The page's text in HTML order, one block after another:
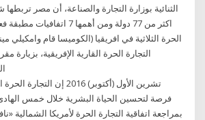
الثنائية بوزارة التجارة والصناعة، أن مصر
اكثر من 77 دولة ومن أهمها 7
الحرة الثلاثية في افريقيا (الكوميسا قام
التجارة الحرة القارية الإفريقية، بزيارة
فرصة لتحسين الحياة البشرية خلال خمس
بمراجعة اتفاقية التجارة الحرة لأمريكا الشمالية